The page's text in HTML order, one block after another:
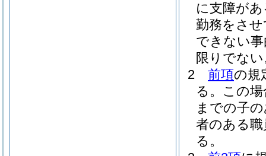
に支障が
勤務をさ
できない
限りでな
2
前項の規
る。 この
までの子
者のある
る。